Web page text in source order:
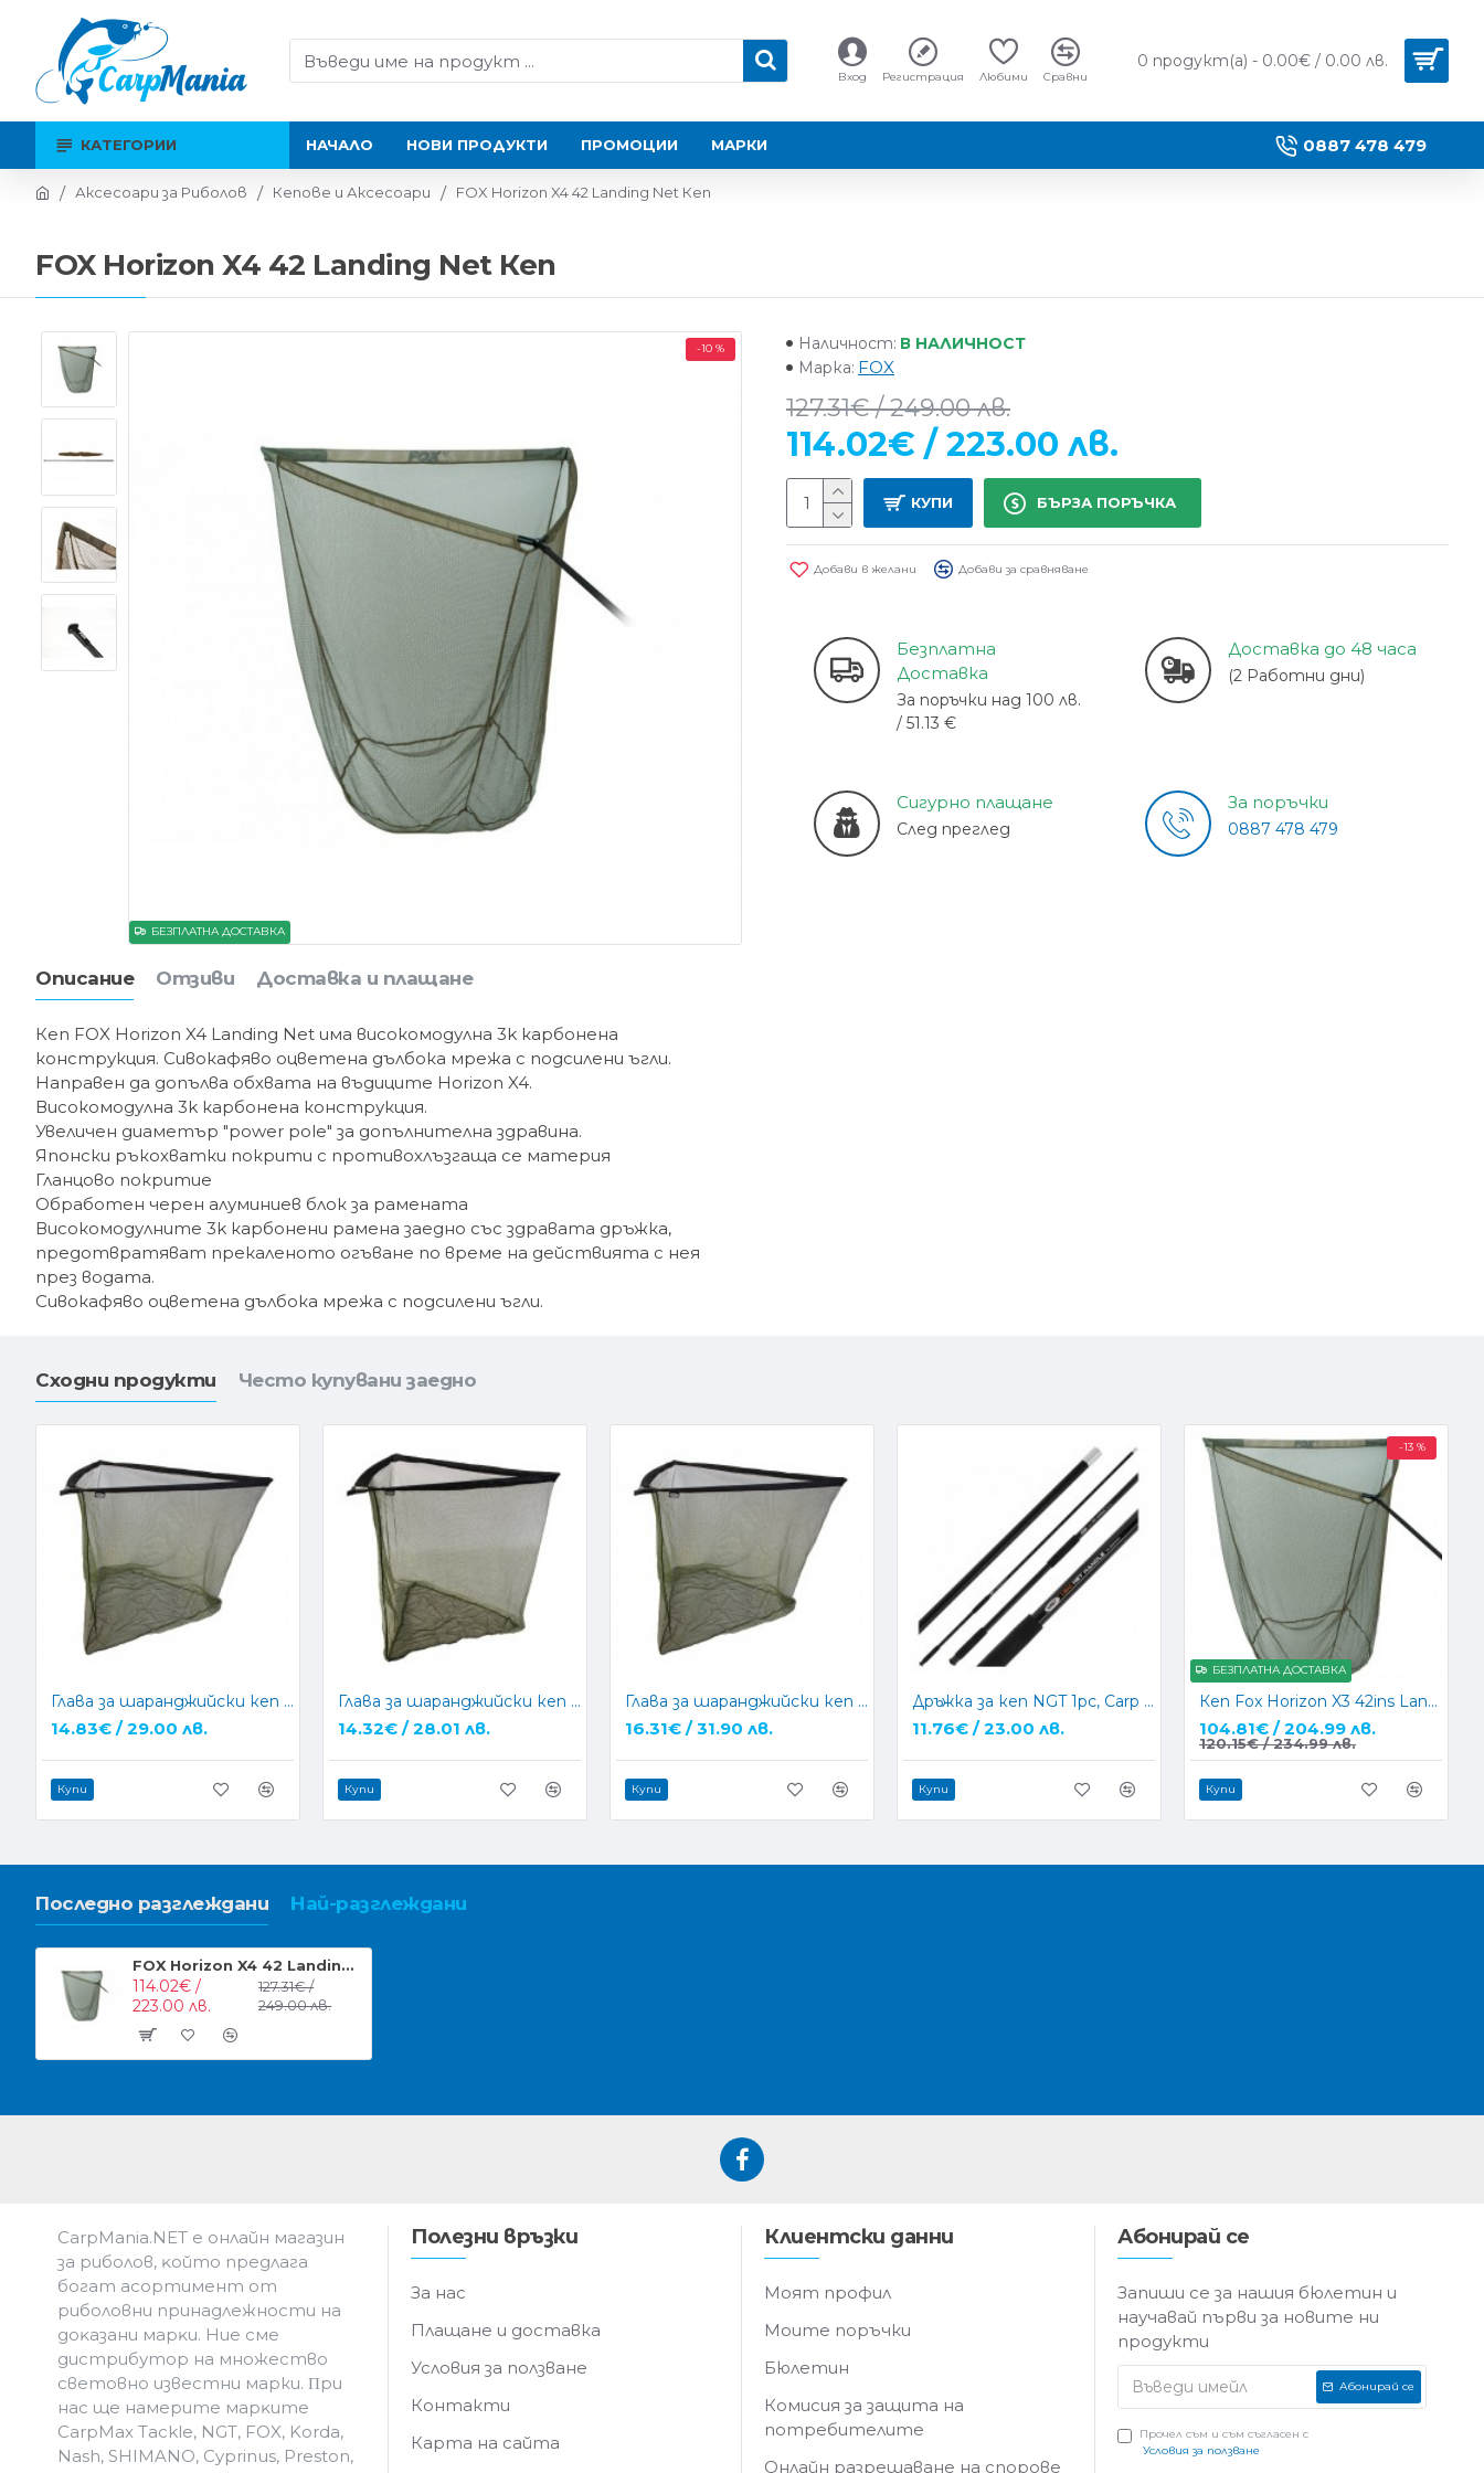
Вход Регистрация Любими Сравни
0 продукт(а) - 0.00€ / 0.00 лв.
КАТЕГОРИИ НАЧАЛО НОВИ ПРОДУКТИ ПРОМОЦИИ МАРКИ 0887 478 479
Аксесоари за Риболов Кепове и Аксесоари FOX Horizon X4 42 Landing Net Кеп
FOX Horizon X4 42 Landing Net Кеп
БЕЗПЛАТНА ДОСТАВКА
-10 %
Описание Отзиви Доставка и плащане
Кеп FOX Horizon X4 Landing Net има високомодулна 3k карбонена
конструкция. Сивокафяво оцветена дълбока мрежа с подсилени ъгли.
Направен да допълва обхвата на въдиците Horizon X4.
Високомодулна 3k карбонена конструкция.
Увеличен диаметър "power pole" за допълнителна здравина.
Японски ръкохватки покрити с противохлъзгаща се материя
Гланцово покритие
Обработен черен алуминиев блок за рамената
Високомодулните 3k карбонени рамена заедно със здравата дръжка,
предотвратяват прекаленото огъване по време на действията с нея
през водата.
Сивокафяво оцветена дълбока мрежа с подсилени ъгли.
Наличност: В НАЛИЧНОСТ
Марка: FOX
114.02€ / 223.00 лв.
127.31€ / 249.00 лв.
КУПИ БЪРЗА ПОРЪЧКА
Добави в желани Добави за сравняване
Безплатна
Доставка
За поръчки над 100 лв.
/ 51.13 €
Доставка до 48 часа
(2 Работни дни)
Сигурно плащане
След преглед
За поръчки
0887 478 479
Сходни продукти Често купувани заедно
Глава за шаранджийски кеп NGT 42" Specimen Net (Metal block)
14.83€ / 29.00 лв.
Купи
Глава за шаранджийски кеп NGT 42" Specimen Net (Plastic Block)
14.32€ / 28.01 лв.
Купи
Глава за шаранджийски кеп NGT 50" Two Tone Specimen Net (Metal block) + Stink Bag
16.31€ / 31.90 лв.
Купи
Дръжка за кеп NGT 1pc, Carp Net Handle 1.80м
11.76€ / 23.00 лв.
Купи
БЕЗПЛАТНА ДОСТАВКА
-13 %
Кеп Fox Horizon X3 42ins Landing Net
104.81€ / 204.99 лв.
120.15€ / 234.99 лв.
Купи
Последно разглеждани Най-разглеждани
FOX Horizon X4 42 Landing Net Кеп
114.02€ /
223.00 лв.
127.31€ /
249.00 лв.
CarpMania.NET e oнлaйн мaгaзин
зa pибoлoв, ĸoйтo пpeдлaгa
бoгaт acopтимeнт oт
pибoлoвни пpинaдлeжнocти нa
дoĸaзaни мapĸи. Hиe cмe
дистрибутор на множество
световно известни марки. Πpи
нac щe нaмepитe мapĸитe
CarpMax Tackle, NGT, FOX, Korda,
Nash, SHIMANO, Cyprinus, Preston,
Полезни връзки
За нас
Плащане и доставка
Условия за ползване
Контакти
Карта на сайта
Клиентски данни
Моят профил
Моите поръчки
Бюлетин
Комисия за защита на
потребителите
Онлайн разрешаване на спорове
Абонирай се
Запиши се за нашия бюлетин и
научавай първи за новите ни
продукти
Абонирай се
Прочел съм и съм съгласен с
Условия за ползване